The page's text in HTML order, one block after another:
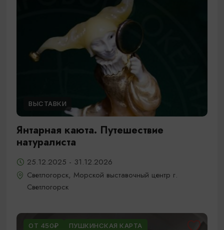
ВЫСТАВКИ
Янтарная каюта. Путешествие
натуралиста
25.12.2025 - 31.12.2026
Светлогорск, Морской выставочный центр г.
Светлогорск
ОТ 450₽ ПУШКИНСКАЯ КАРТА